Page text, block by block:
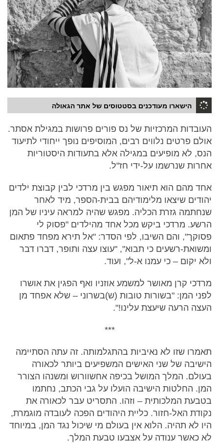
הישארו מעודכנים בסטטוסים של אתר הגאולה
העובדות המרכזיות של נס פורים פרושות במגילת אסתר.
אולם פרטים נלווים רבים, המוסיפים נופך ייחודי לתיעוד
הנס, לא מופיעים במגילה אלא בתעודות היסטוריות
אחרות שנרשמו על-ידי חז"ל.
אחד מהם הוא תיאור מפגש בין מרדכי לבין קבוצת ילדים
יהודים שיצאו מלימודיהם בבית-הספר, מיד לאחר
שנחתמה גזרת הכליה. מפגש שהיה למראה עיניו של המן
הרשע. מרדכי ביקש מכל אחד מהילדים "פסוק לי
פסוקך", והם השיבו, לפי הסדר: "אל תירא מפחד פתאום
ומשואת-רשעים כי תבוא", "עוצו עצה ותופר, דברו דבר
ולא יקום – כי עמנו א-ל", ועוד.
מרדכי קרן מאושר למשמע אוזניו ואף הפגין את אושרו
לפני המן: "בשורות טובות (ש)בשרוני – שלא אפחד מן
העצה הרעה שיעצת עלינו!".
***
תאמרו שזו לא נאיביות בהתגלמותה. זה עתה הסתיימה
הישיבה של שני האישים המשפיעים ביותר לכאורה
בעולם. המלך המושל בכיפה אחשוורוש ומשנהו הצורר
המן. החלטות הישיבה הועלו על גבי הכתב, נחתמו
בטבעת המלכותית – וזהו. התסריט עבר לכאורה את
נקודת האל-חזור. כליית היהודים הפכה לעובדה מוגמרת,
היו לא תהיה. הלוא אין בעולם מי שיכול נגד המן, במיוחד
לא כאשר ענודה על אצבעו טבעת המלך.